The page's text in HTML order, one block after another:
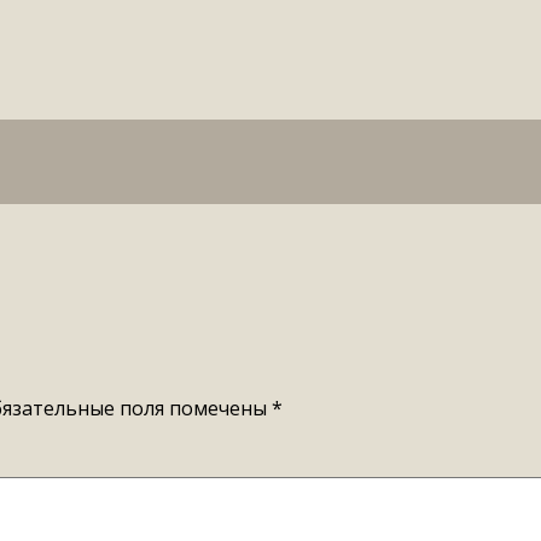
поля помечены *